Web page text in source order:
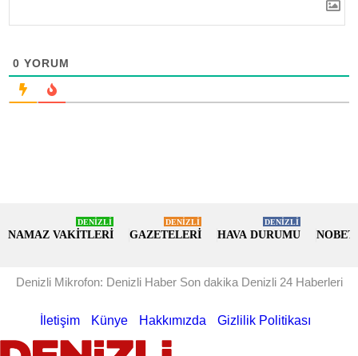
0 YORUM
NAMAZ VAKİTLERİ
DENİZLİ
GAZETELERİ
DENİZLİ
HAVA DURUMU
DENİZLİ
Denizli Mikrofon: Denizli Haber Son dakika Denizli 24 Haberleri
İletişim Künye Hakkımızda Gizlilik Politikası